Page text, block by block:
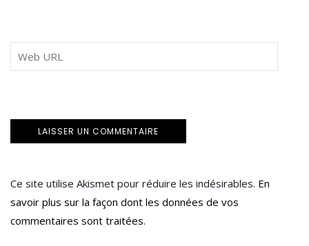
Ce site utilise Akismet pour réduire les indésirables. En
savoir plus sur la façon dont les données de vos
commentaires sont traitées.